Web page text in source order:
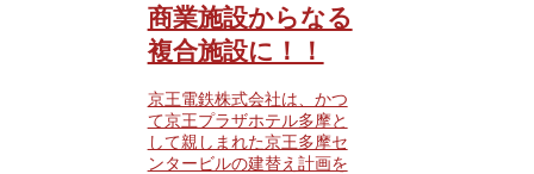
商業施設からなる
複合施設に！！
京王電鉄株式会社は、かつ
て京王プラザホテル多摩と
して親しまれた京王多摩セ
ンタービルの建替え計画を